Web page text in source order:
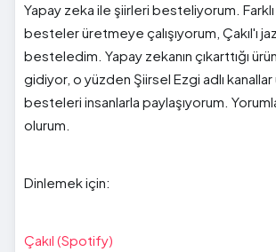
Yapay zeka ile şiirleri besteliyorum.
besteler üretmeye çalışıyorum, Çakıl'ı
besteledim. Yapay zekanın çıkarttığı
gidiyor, o yüzden Şiirsel Ezgi adlı
besteleri insanlarla paylaşıyorum.
olurum.
Dinlemek için:
Çakıl (Spotify)